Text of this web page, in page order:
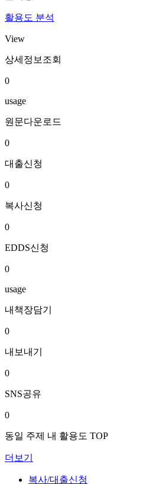
활용도 분석
View
상세정보조회
0
usage
원문다운로드
0
대출신청
0
복사신청
0
EDDS신청
0
usage
내책장담기
0
내보내기
0
SNS공유
0
동일 주제 내 활용도 TOP
더보기
복사/대출신청